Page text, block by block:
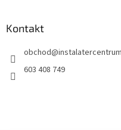
Kontakt
obchod@
603 408 749